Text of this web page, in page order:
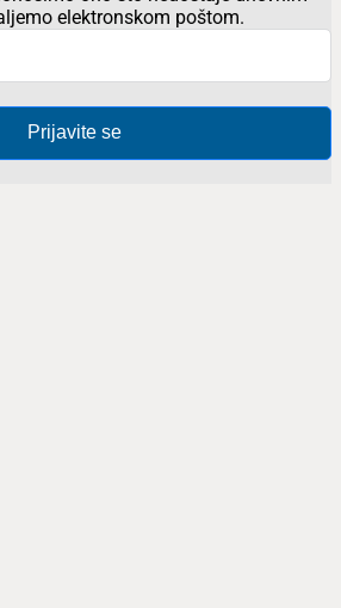
elektronskom poštom.
Prijavite se